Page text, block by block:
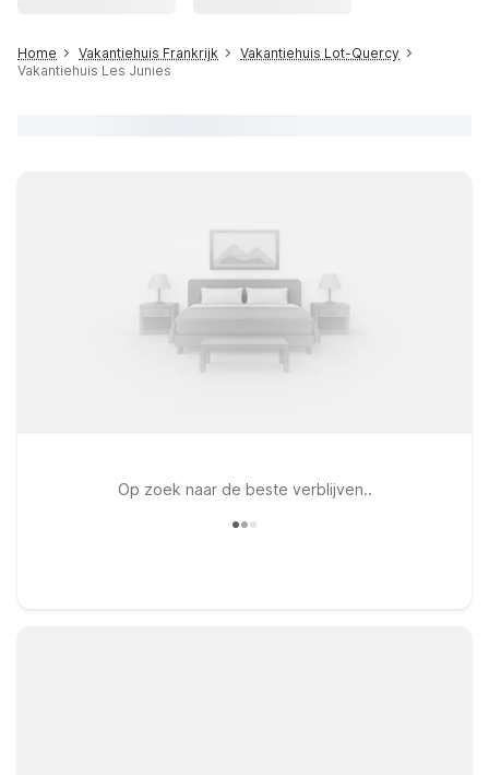
Home Vakantiehuis Frankrijk
Vakantiehuis Lot-Quercy
Vakantiehuis Les Junies
Op zoek naar de beste verblijven..